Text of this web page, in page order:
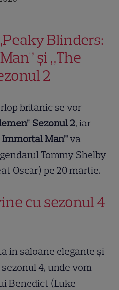
Blinders:
și „The
2
britanic se vor
Sezonul 2, iar
Immortal Man”va
Tommy Shelby
Oscar) pe 20 martie.
cu sezonul 4
în saloane elegante și
4, unde vom
Benedict (Luke